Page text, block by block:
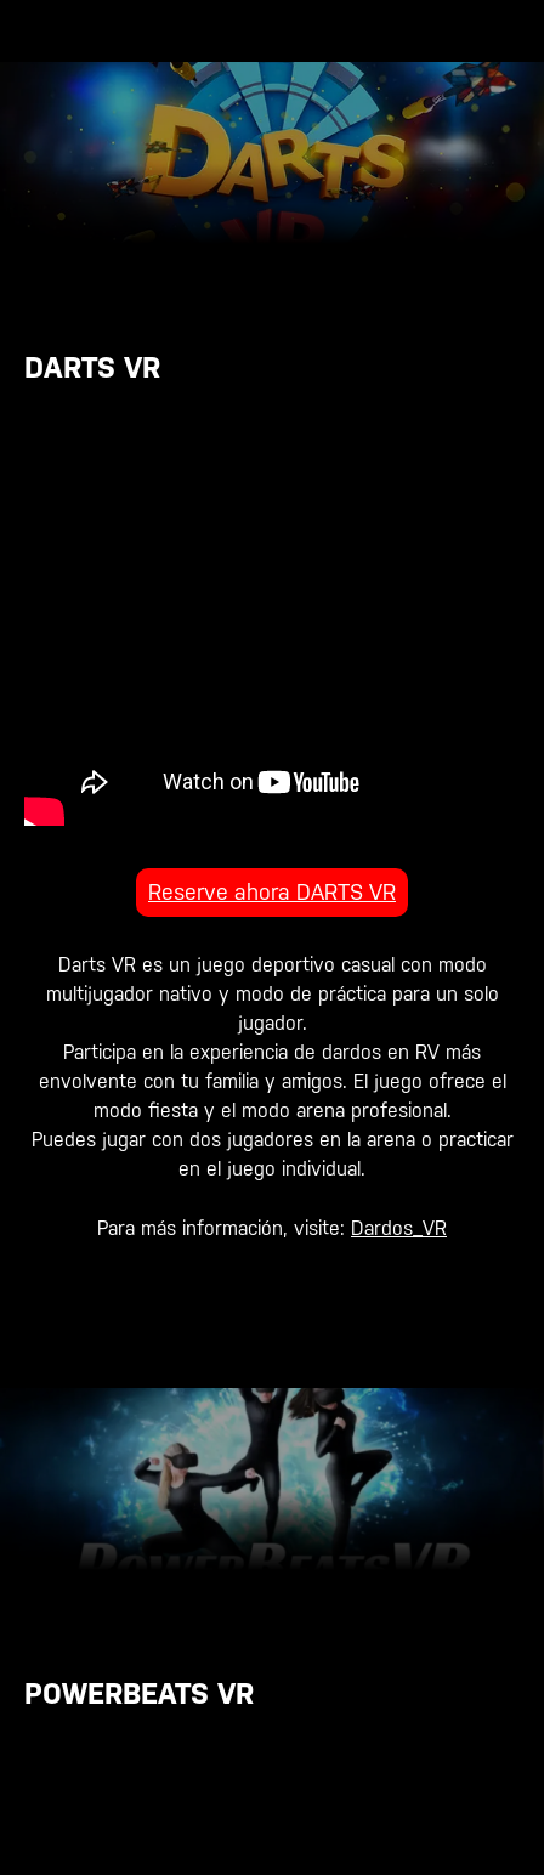
DARTS VR
Reserve ahora DARTS VR
Darts VR es un juego deportivo casual con modo
multijugador nativo y modo de práctica para un solo
jugador.
Participa en la experiencia de dardos en RV más
envolvente con tu familia y amigos. El juego ofrece el
modo fiesta y el modo arena profesional.
Puedes jugar con dos jugadores en la arena o practicar
en el juego individual.
Para más información, visite: Dardos_VR
POWERBEATS VR